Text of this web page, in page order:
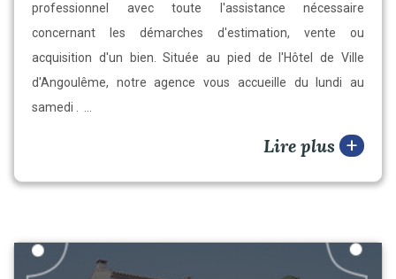
professionnel avec toute l'assistance nécessaire
concernant les démarches d'estimation, vente ou
acquisition d'un bien. Située au pied de l'Hôtel de Ville
d'Angoulême, notre agence vous accueille du lundi au
samedi . ...
Lire plus +